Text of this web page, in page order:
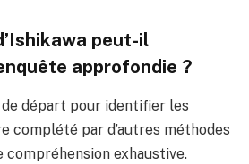
peut-il
approfondie ?
départ pour identifier les
complété par d’autres méthodes
compréhension exhaustive.